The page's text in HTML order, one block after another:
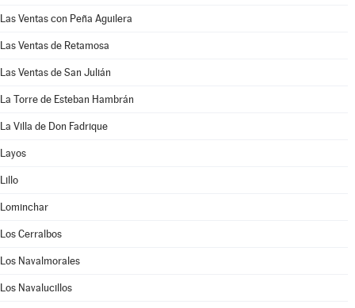
Las Ventas con Peña Aguilera
Las Ventas de Retamosa
Las Ventas de San Julián
La Torre de Esteban Hambrán
La Villa de Don Fadrique
Layos
Lillo
Lominchar
Los Cerralbos
Los Navalmorales
Los Navalucillos